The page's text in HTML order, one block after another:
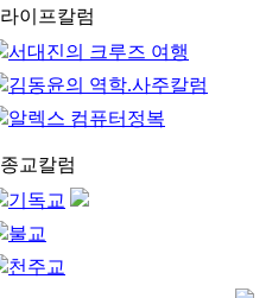
라이프칼럼
서대진의 크루즈 여행
김동윤의 역학.사주칼럼
알렉스 컴퓨터정복
종교칼럼
기독교
불교
천주교